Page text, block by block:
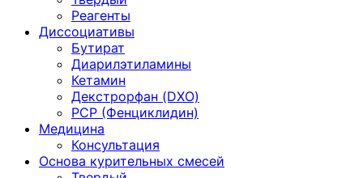
Реагенты
Диссоциативы
Бутират
Диарилэтиламины
Кетамин
Декстрорфан (DXO)
PCP (Фенциклидин)
Медицина
Консультация
Основа курительных смесей